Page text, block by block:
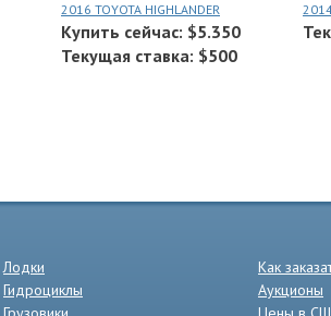
2016 TOYOTA HIGHLANDER
Купить сейчас: $5.350
Текущая ставка: $500
Лодки
Гидроциклы
Как
Аукционы